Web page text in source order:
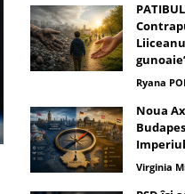
Ryana
Noua
Virginia